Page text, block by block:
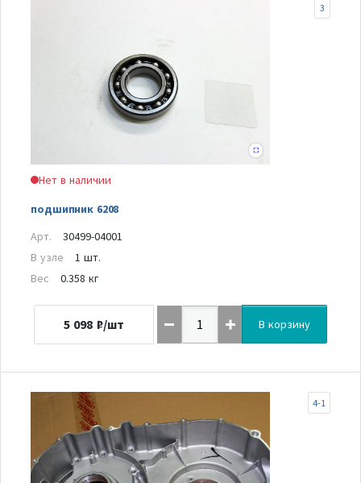
Нет в наличии
подшипник 6208
3
Арт.
30499-04001
В узле
1 шт.
Вес
0.358 кг
5 098 ₽/шт В корзину
4-1